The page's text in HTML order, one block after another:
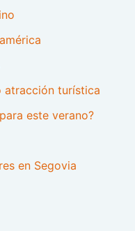
atracción turística
este verano?
en Segovia